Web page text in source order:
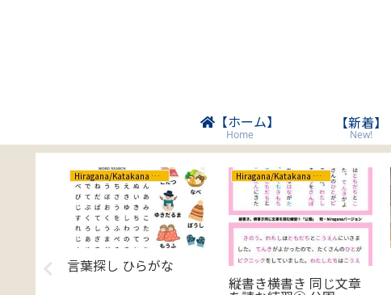
【ホーム】
Home
【新着】
New!
Hiragana/Katakana ひらがな/カタカナ
言葉探し ひらがな
Hiragana/Katakana ひらがな/カタカナ
縦書き横書き 同じ文章